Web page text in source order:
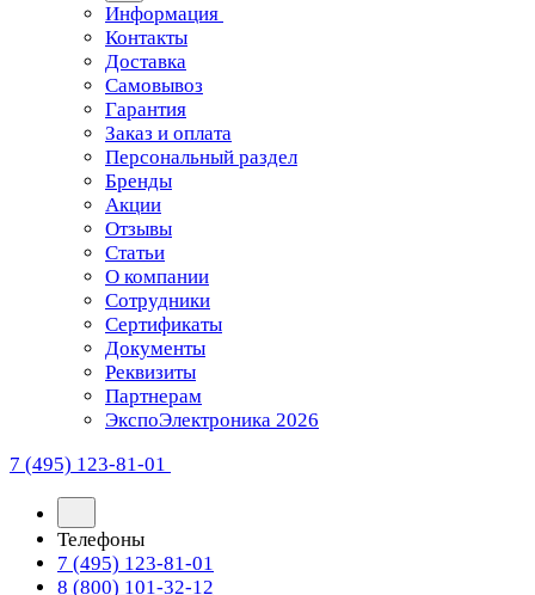
Информация
Контакты
Доставка
Самовывоз
Гарантия
Заказ и оплата
Персональный раздел
Бренды
Акции
Отзывы
Статьи
О компании
Сотрудники
Сертификаты
Документы
Реквизиты
Партнерам
ЭкспоЭлектроника 2026
7 (495) 123-81-01
Телефоны
7 (495) 123-81-01
8 (800) 101-32-12